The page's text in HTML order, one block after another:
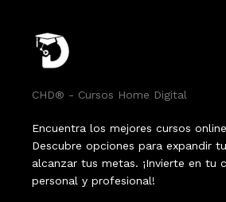
CHD® - Cursos Home Digital
Encuentra los mejores cursos
Descubre opciones para expandir
alcanzar tus metas. ¡Invierte en tu
personal y profesional!